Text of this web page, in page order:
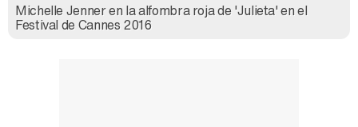
Michelle Jenner en la alfombra roja de 'Julieta' en el
Festival de Cannes 2016